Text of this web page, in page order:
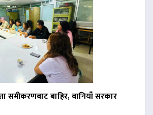
समीकरणबाट बाहिर, बानियाँ सरकार